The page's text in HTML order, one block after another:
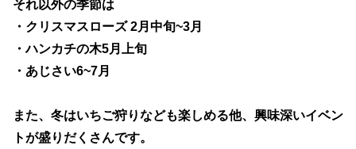
それ以外の季節は
・クリスマスローズ 2月中旬~3月
・ハンカチの木5月上旬
・あじさい6~7月
また、冬はいちご狩りなども楽しめる他、興味深いイベン
トが盛りだくさんです。